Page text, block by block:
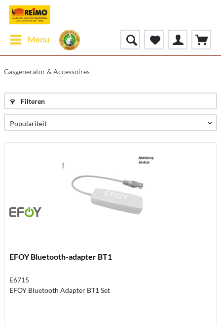
Menu
Gasgenerator & Accessoires
Filteren
EFOY Bluetooth-adapter BT1
E6715
EFOY Bluetooth Adapter BT1 Set